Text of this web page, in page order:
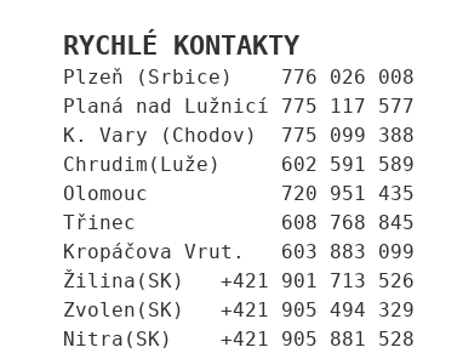
RYCHLÉ KONTAKTY
Plzeň (Srbice)    776 026 008
Planá nad Lužnicí 775 117 577
K. Vary (Chodov)  775 099 388
Chrudim(Luže)     602 591 589
Olomouc           720 951 435
Třinec            608 768 845
Kropáčova Vrut.   603 883 099
Žilina(SK)   +421 901 713 526
Zvolen(SK)   +421 905 494 329
Nitra(SK)    +421 905 881 528